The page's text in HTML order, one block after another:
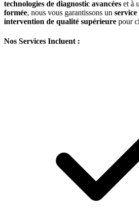
technologies de diagnostic avancées et à
formée, nous vous garantissons un
intervention de qualité supérieure pour
Nos Services Incluent :